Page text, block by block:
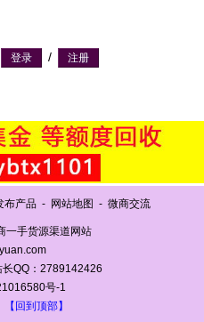
/
布产品 - 网站地图 - 微商交流
一手货源渠道网站
QQ：2789142426
号-1
【回到顶部】